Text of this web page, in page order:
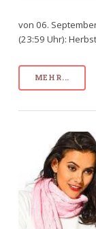
von 06.
(23:59 Uhr):
MEHR...